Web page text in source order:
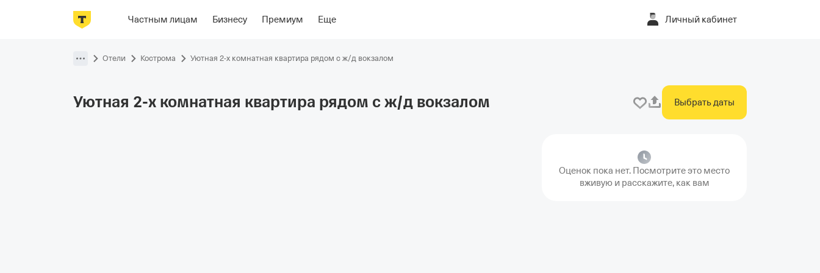
Частным лицам Бизнесу Премиум Еще Личный кабинет
Фотографии НомераОриентирыОб отеле
Отели Кострома Уютная 2-х комнатная квартира рядом с ж/д вокзалом
Уютная 2-х комнатная квартира рядом с ж/д вокзалом Выбрать даты
Оценок пока нет. Посмотрите это место
вживую и расскажите, как вам